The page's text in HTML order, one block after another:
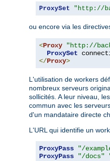
ProxySet "http://
ou encore via les
<Proxy "http://
ProxySet
</Proxy>
L'utilisation de workers
nombreux serveurs
sollicités. A leur niveau,
commun avec les
d'un mandataire directe
L'URL qui identifie un
ProxyPass "/
ProxyPass
"/docs"